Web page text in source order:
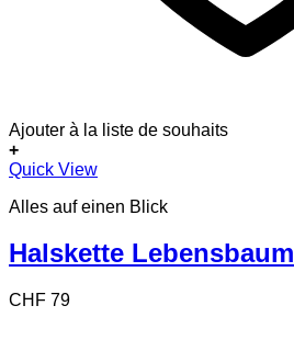
Ajouter à la liste de souhaits
+
Quick View
Alles auf einen Blick
Halskette Lebensbaum
CHF 79